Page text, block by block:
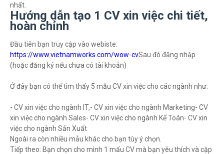
nhất.
Hướng dẫn tạo 1 CV xin việc chi tiết,
hoàn chỉnh
Đầu tiên bạn truy cập vào webiste:
https://www.vietnamworks.com/wow-cvSau đó đăng nhập
(hoặc đăng ký nếu chưa có tài khoản)
Ở đây bạn có thể tìm thấy 5 mẫu CV xin việc cho các ngành như:
- CV xin việc cho ngành IT,- CV xin việc cho ngành Marketing- CV
xin việc cho ngành Sales- CV xin việc cho ngành Kế Toán- CV xin
việc cho ngành Sản Xuất
Ngoài ra còn nhiều mẫu khác cho bạn tùy ý chọn.
Tiếp theo: Bạn chọn cho mình 1 mấu CV mà bạn yêu thích và cập